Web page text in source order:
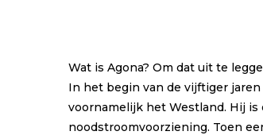
Wat is Agona? Om dat uit te
In het begin van de vijftiger
voornamelijk het Westland. Hij is
noodstroomvoorziening. Toen